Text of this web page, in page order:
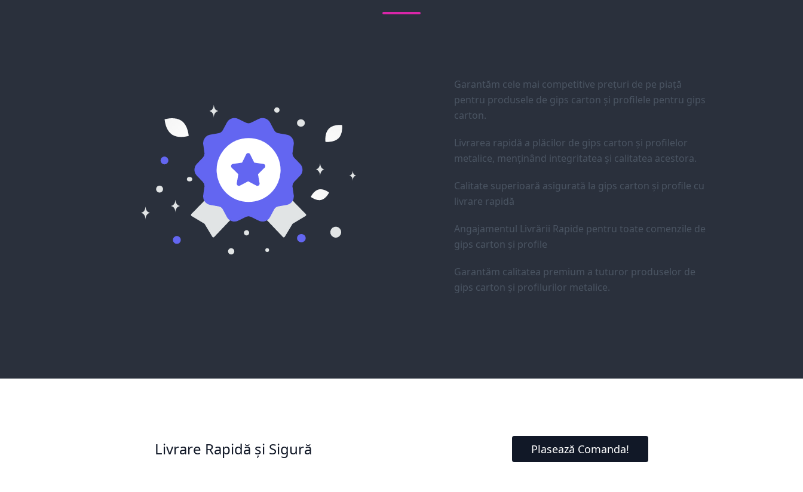
Garantăm cele mai competitive prețuri de pe piață
pentru produsele de gips carton și profilele pentru gips
carton.
Livrarea rapidă a plăcilor de gips carton și profilelor
metalice, menținând integritatea și calitatea acestora.
Calitate superioară asigurată la gips carton și profile cu
livrare rapidă
Angajamentul Livrării Rapide pentru toate comenzile de
gips carton și profile
Garantăm calitatea premium a tuturor produselor de
gips carton și profilurilor metalice.
Livrare Rapidă și Sigură Plasează Comanda!